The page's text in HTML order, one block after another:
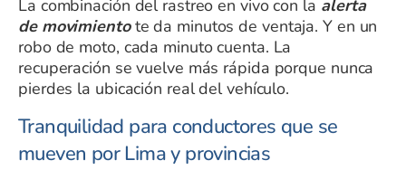
La combinación del rastreo en vivo con la alerta
de movimientote da minutos de ventaja. Y en un
robo de moto, cada minuto cuenta. La
recuperación se vuelve más rápida porque nunca
pierdes la ubicación real del vehículo.
Tranquilidad para conductores que se
mueven por Lima y provincias